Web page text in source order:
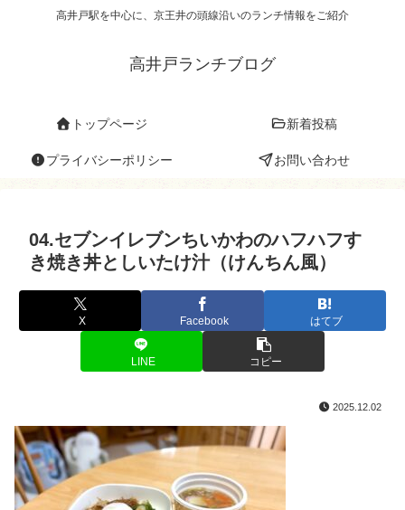
高井戸駅を中心に、京王井の頭線沿いのランチ情報をご紹介
高井戸ランチブログ
トップページ 新着投稿
プライバシーポリシー お問い合わせ
04.セブンイレブンちいかわのハフハフす
き焼き丼としいたけ汁（けんちん風）
X Facebook はてブ
LINE コピー
2025.12.02